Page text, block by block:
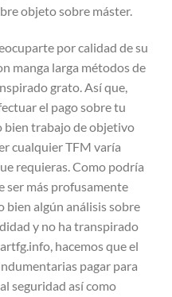
objeto sobre máster.
por calidad de su
manga larga métodos de
grato. Así que,
el pago sobre tu
bien trabajo de objetivo
cualquier TFM varía
requieras. Como podrí­a
ser más profusamente
bien algún análisis sobre
y no ha transpirado
hacemos que el
pagar para
seguridad así­ como